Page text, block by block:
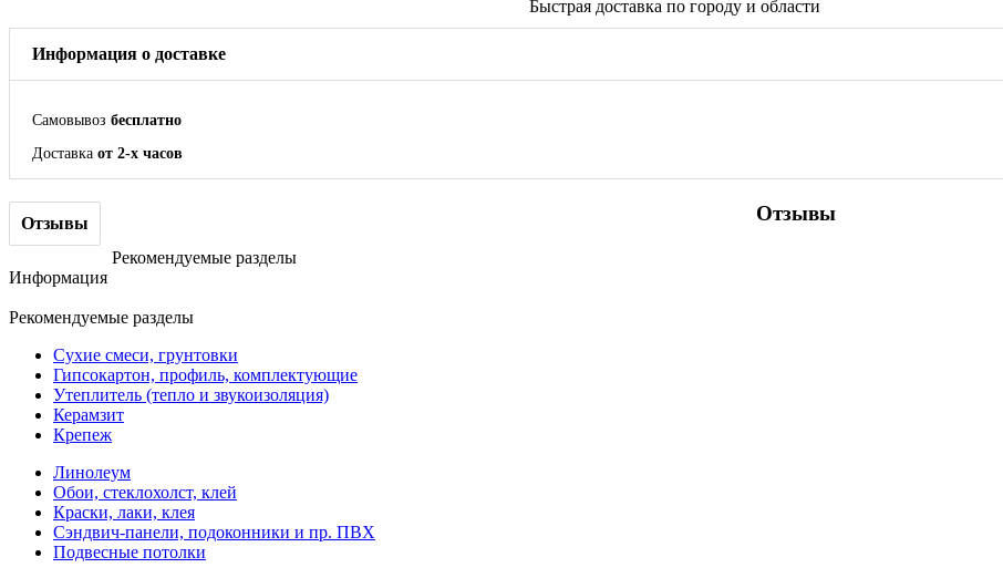
Быстрая доставка по городу и области
Информация о доставке
Самовывоз бесплатно
Доставка от 2-х часов
Отзывы Отзывы
Рекомендуемые разделы
Информация
Рекомендуемые разделы
Сухие смеси, грунтовки
Гипсокартон, профиль, комплектующие
Утеплитель (тепло и звукоизоляция)
Керамзит
Крепеж
Линолеум
Обои, стеклохолст, клей
Краски, лаки, клея
Сэндвич-панели, подоконники и пр. ПВХ
Подвесные потолки